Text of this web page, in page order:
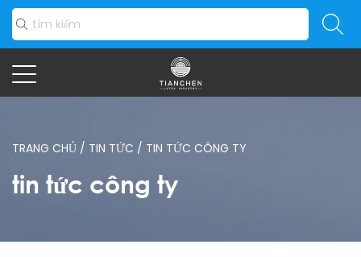
TRANG CHỦ / TIN TỨC / TIN TỨC CÔNG TY
tin tức công ty